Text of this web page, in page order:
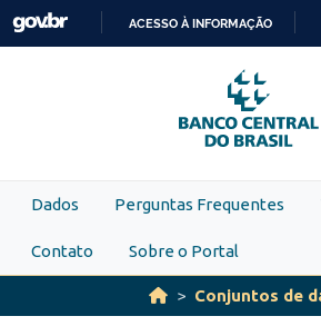
Skip to main content
PARA
O
CONTEÚDO
ACESSO À INFORMAÇÃO
Dados Perguntas Frequentes
Contato Sobre o Portal
Conjuntos de